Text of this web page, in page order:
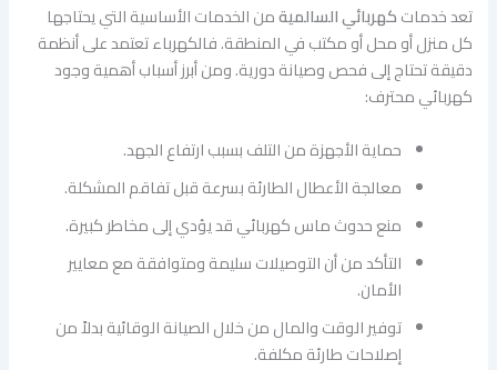
تعد خدماتكهربائي السالميةمن الخدمات الأساسية التي يحتاجها
كل منزل أو محل أو مكتب في المنطقة. فالكهرباء تعتمد على أنظمة
دقيقة تحتاج إلى فحص وصيانة دورية. ومن أبرز أسباب أهمية وجود
كهربائي محترف:
حماية الأجهزة من التلف بسبب ارتفاع الجهد.
معالجة الأعطال الطارئة بسرعة قبل تفاقم المشكلة.
منع حدوث ماس كهربائي قد يؤدي إلى مخاطر كبيرة.
التأكد من أن التوصيلات سليمة ومتوافقة مع معايير
الأمان.
توفير الوقت والمال من خلال الصيانة الوقائية بدلاً من
إصلاحات طارئة مكلفة.